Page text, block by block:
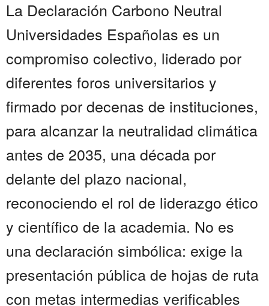
La Declaración Carbono Neutral
Universidades Españolas es un
compromiso colectivo, liderado por
diferentes foros universitarios y
firmado por decenas de instituciones,
para alcanzar la neutralidad climática
antes de 2035, una década por
delante del plazo nacional,
reconociendo el rol de liderazgo ético
y científico de la academia. No es
una declaración simbólica: exige la
presentación pública de hojas de ruta
con metas intermedias verificables